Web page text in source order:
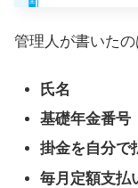
管理人が書いたの
氏名
基礎年金番号
掛金を自分で
毎月定額支払